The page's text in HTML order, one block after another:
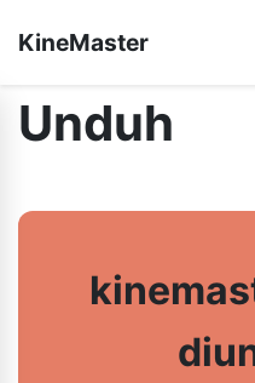
KineMaster
Unduh